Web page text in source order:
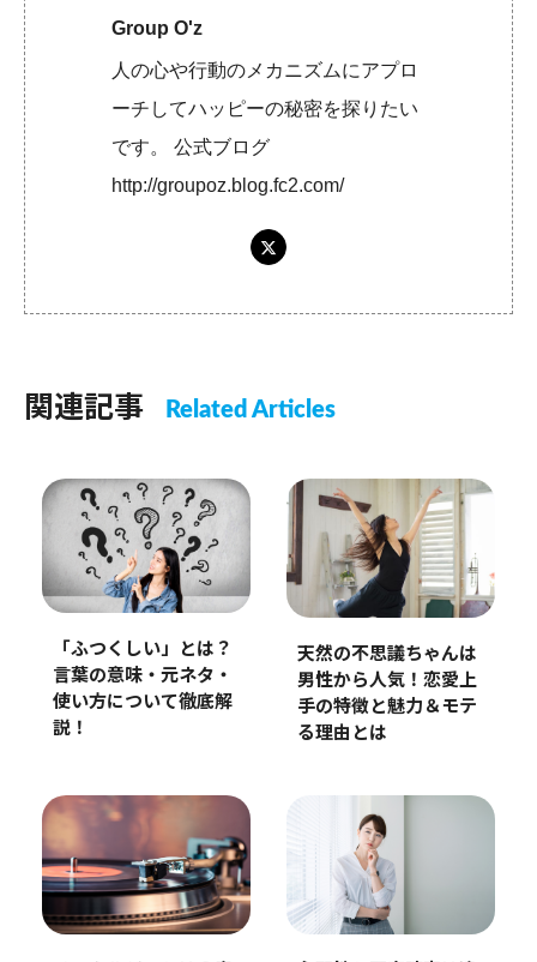
Group O'z
人の心や行動のメカニズムにアプロ
ーチしてハッピーの秘密を探りたい
です。 公式ブログ
http://groupoz.blog.fc2.com/
関連記事 Related Articles
「ふつくしい」とは？
言葉の意味・元ネタ・
使い方について徹底解
説！
天然の不思議ちゃんは
男性から人気！恋愛上
手の特徴と魅力＆モテ
る理由とは